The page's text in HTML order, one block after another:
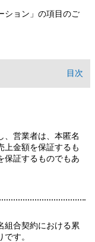
ション」の項目のご
目次
、営業者は、本匿名
上金額を保証するも
保証するものでもあ
組合契約における累
す。